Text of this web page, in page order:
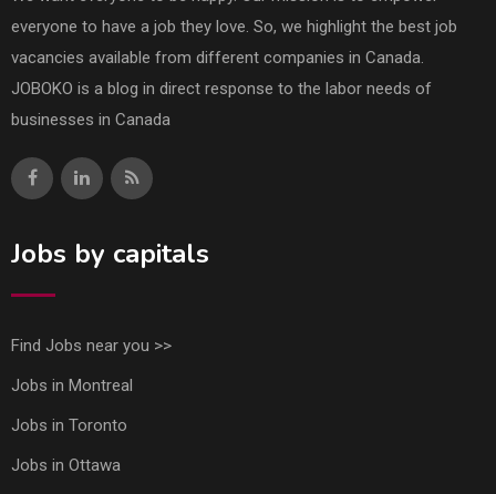
everyone to have a job they love. So, we highlight the best job
vacancies available from different companies in Canada.
JOBOKO is a blog in direct response to the labor needs of
businesses in Canada
Jobs by capitals
Find Jobs near you >>
Jobs in Montreal
Jobs in Toronto
Jobs in Ottawa